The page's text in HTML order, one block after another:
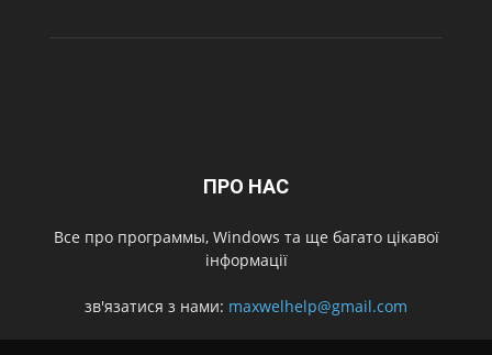
ПРО НАС
Все про программы, Windows та ще багато цікавої
інформації
зв'язатися з нами: maxwelhelp@gmail.com